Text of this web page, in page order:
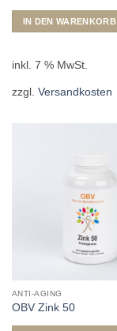
IN DEN WARENKORB
inkl. 7 % MwSt.
zzgl. Versandkosten
ANTI-AGING
OBV Zink 50